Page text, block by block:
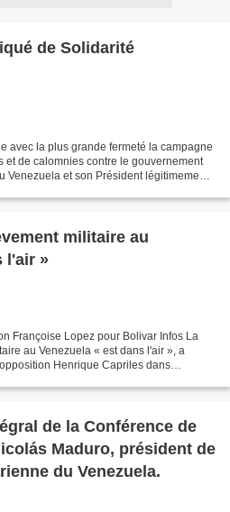
de Solidarité
avec la plus grande fermeté la campagne
et de calomnies contre le gouvernement
Venezuela et son Président légitimement
militaire au
l'air »
Françoise Lopez pour Bolivar Infos La
au Venezuela « est dans l'air », a
Henrique Capriles dans
de la Conférence de
Maduro, président de
du Venezuela.